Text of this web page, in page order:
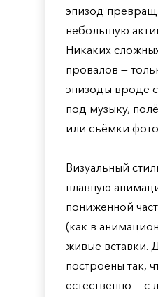
эпизод
небольшую
Никаких
провалов —
эпизоды вроде
под музыку,
или съёмки
Визуальный
плавную
пониженной
(как в
живые вставки.
построены так,
естественно — с